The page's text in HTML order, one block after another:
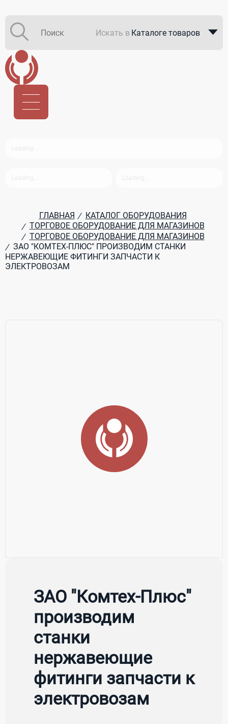
Искать в Каталоге товаров
ГЛАВНАЯ / КАТАЛОГ ОБОРУДОВАНИЯ
/ ТОРГОВОЕ ОБОРУДОВАНИЕ ДЛЯ МАГАЗИНОВ
/ ТОРГОВОЕ ОБОРУДОВАНИЕ ДЛЯ МАГАЗИНОВ
/ ЗАО "КОМТЕХ-ПЛЮС" ПРОИЗВОДИМ СТАНКИ
НЕРЖАВЕЮЩИЕ ФИТИНГИ ЗАПЧАСТИ К
ЭЛЕКТРОВОЗАМ
ЗАО "Комтех-Плюс"
производим
станки
нержавеющие
фитинги запчасти к
электровозам